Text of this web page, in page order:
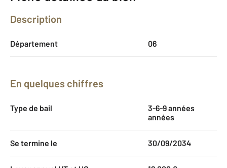
Description
Département 06
En quelques chiffres
Type de bail
3-6-9 années
années
Se termine le 30/09/2034